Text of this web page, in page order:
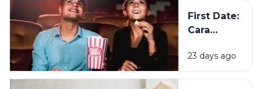
First Date:
Cara
Kesan
Pertama
23 days ago